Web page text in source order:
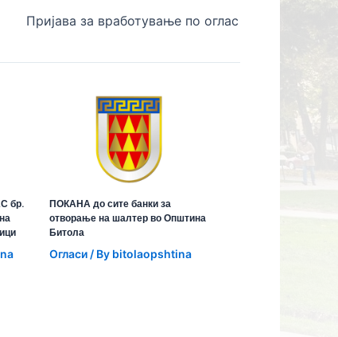
Пријавa за вработување по оглас
бр.
ПОКАНА до сите банки за
отворање на шалтер во Општина
Битола
Огласи / By bitolaopshtina